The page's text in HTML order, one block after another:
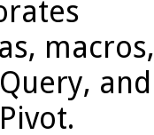
macros,
and